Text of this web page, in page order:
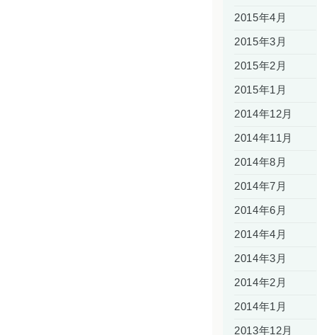
2015年4月
2015年3月
2015年2月
2015年1月
2014年12月
2014年11月
2014年8月
2014年7月
2014年6月
2014年4月
2014年3月
2014年2月
2014年1月
2013年12月